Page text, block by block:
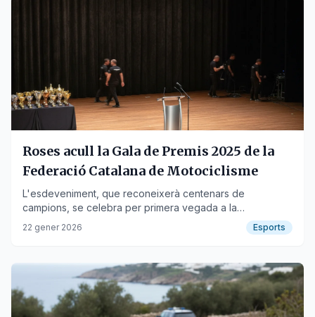
Roses acull la Gala de Premis 2025 de la
Federació Catalana de Motociclisme
L'esdeveniment, que reconeixerà centenars de
campions, se celebra per primera vegada a la
demarcació de Girona com a part de la política de
descentralització de la FCM.
22 gener 2026 Esports